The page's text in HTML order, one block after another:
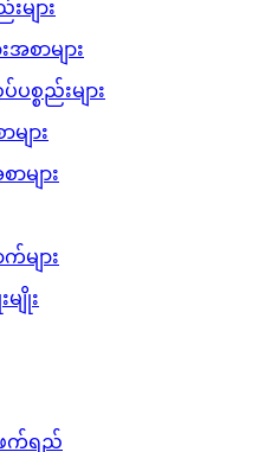
ော အမှုန့်များ
ဆင်ပစ္စည်းများ
များ
ာများ
စည်းများ
ျား
များ
ျိုး